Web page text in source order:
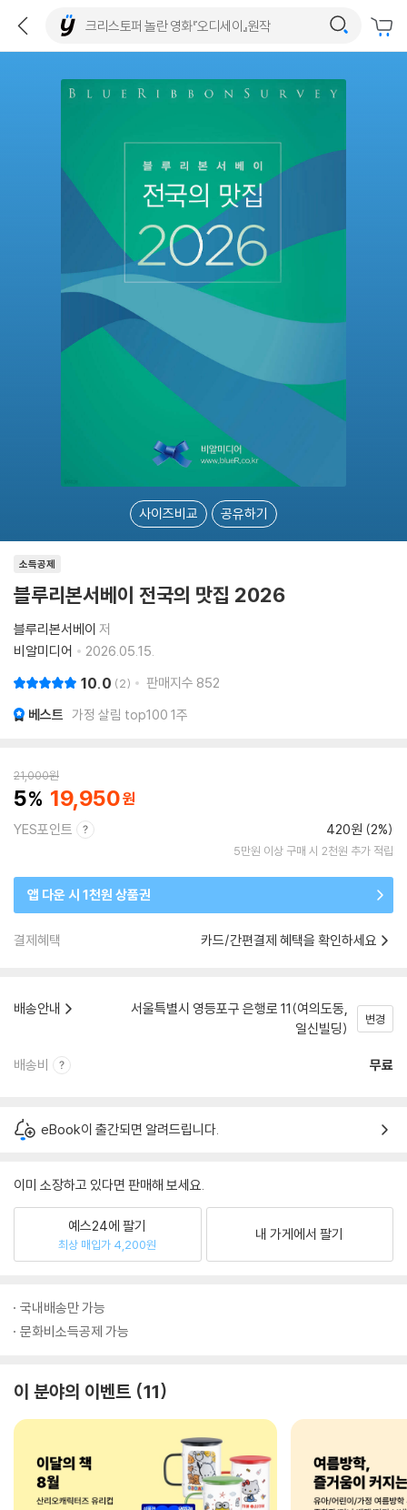
사이즈비교 공유하기
소득공제
블루리본서베이 전국의 맛집 2026
블루리본서베이 저
비알미디어
2026.05.15.
10.0 2 판매지수 852
베스트 가정 살림 top100 1주
21,000원
5 19,950
YES포인트 420원 (2%)
5만원 이상 구매 시 2천원 추가 적립
앱 다운 시 1천원 상품권
결제혜택 카드/간편결제 혜택을 확인하세요
배송안내
서울특별시 영등포구 은행로 11(여의도동,
일신빌딩)
변경
배송비 무료
eBook이 출간되면 알려드립니다.
이미 소장하고 있다면 판매해 보세요.
예스24에 팔기
최상 매입가 4,200원
내 가게에서 팔기
국내배송만 가능
문화비소득공제 가능
이 분야의 이벤트 11